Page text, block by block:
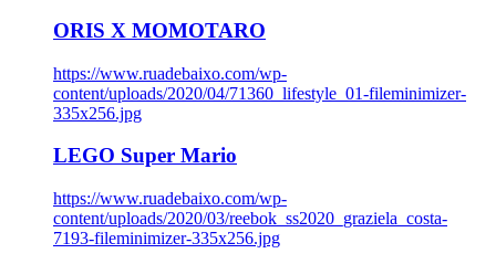
ORIS X MOMOTARO
https://www.ruadebaixo.com/wp-
content/uploads/2020/04/71360_lifestyle_01-fileminimizer-
335x256.jpg
LEGO Super Mario
https://www.ruadebaixo.com/wp-
content/uploads/2020/03/reebok_ss2020_graziela_costa-
7193-fileminimizer-335x256.jpg